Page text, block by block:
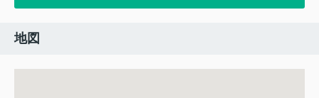
地図